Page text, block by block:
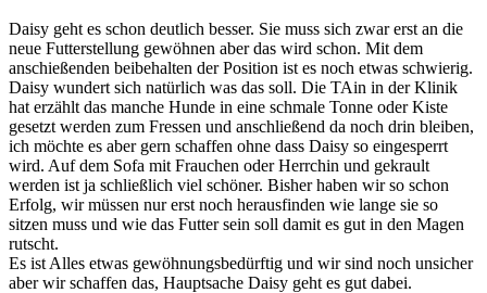
Daisy geht es schon deutlich besser. Sie muss sich zwar erst an die
neue Futterstellung gewöhnen aber das wird schon. Mit dem
anschießenden beibehalten der Position ist es noch etwas schwierig.
Daisy wundert sich natürlich was das soll. Die TAin in der Klinik
hat erzählt das manche Hunde in eine schmale Tonne oder Kiste
gesetzt werden zum Fressen und anschließend da noch drin bleiben,
ich möchte es aber gern schaffen ohne dass Daisy so eingesperrt
wird. Auf dem Sofa mit Frauchen oder Herrchin und gekrault
werden ist ja schließlich viel schöner. Bisher haben wir so schon
Erfolg, wir müssen nur erst noch herausfinden wie lange sie so
sitzen muss und wie das Futter sein soll damit es gut in den Magen
rutscht.
Es ist Alles etwas gewöhnungsbedürftig und wir sind noch unsicher
aber wir schaffen das, Hauptsache Daisy geht es gut dabei.